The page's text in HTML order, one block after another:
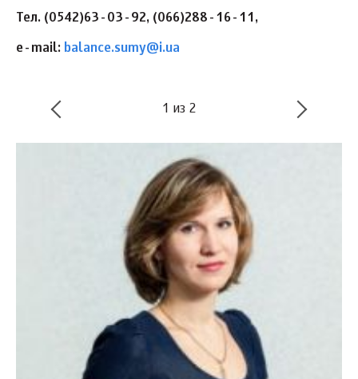
Тел. (0542)63-03-92, (066)288-16-11,
e-mail: balance.sumy@i.ua
1 из 2